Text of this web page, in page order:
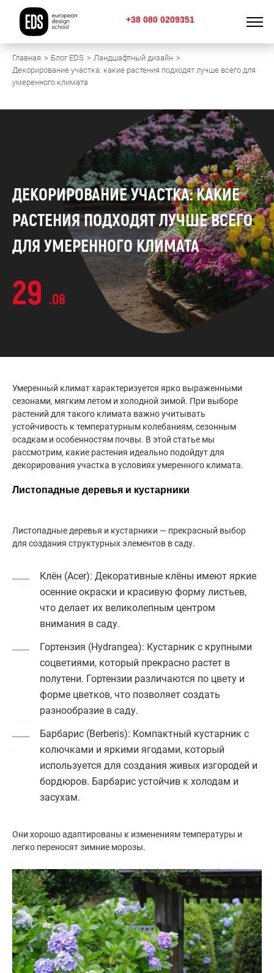
+38 080 0209351
Главная Блог EDS
Ландшафтный дизайн
Декорирование участка: какие растения подходят лучше всего для
умеренного климата
ДЕКОРИРОВАНИЕ УЧАСТКА: КАКИЕ
РАСТЕНИЯ ПОДХОДЯТ ЛУЧШЕ ВСЕГО
ДЛЯ УМЕРЕННОГО КЛИМАТА
29 .08
Умеренный климат характеризуется ярко выраженными
сезонами, мягким летом и холодной зимой. При выборе
растений для такого климата важно учитывать
устойчивость к температурным колебаниям, сезонным
осадкам и особенностям почвы. В этой статье мы
рассмотрим, какие растения идеально подойдут для
декорирования участка в условиях умеренного климата.
Листопадные деревья и кустарники
Листопадные деревья и кустарники — прекрасный выбор
для создания структурных элементов в саду.
Клён (Acer): Декоративные клёны имеют яркие
осенние окраски и красивую форму листьев,
что делает их великолепным центром
внимания в саду.
Гортензия (Hydrangea): Кустарник с крупными
соцветиями, который прекрасно растет в
полутени. Гортензии различаются по цвету и
форме цветков, что позволяет создать
разнообразие в саду.
Барбарис (Berberis): Компактный кустарник с
колючками и яркими ягодами, который
используется для создания живых изгородей и
бордюров. Барбарис устойчив к холодам и
засухам.
Они хорошо адаптированы к изменениям температуры и
легко переносят зимние морозы.